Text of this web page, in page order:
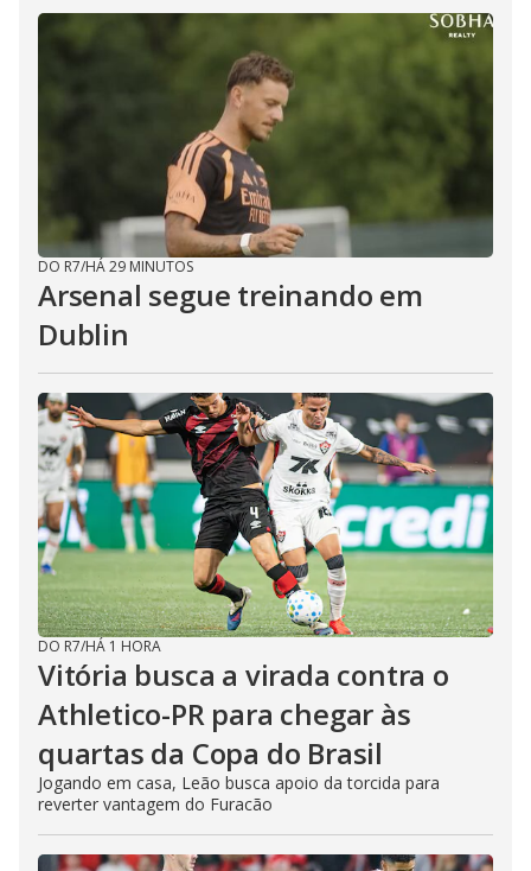
DO R7/HÁ 29 MINUTOS
Arsenal segue treinando em
Dublin
DO R7/HÁ 1 HORA
Vitória busca a virada contra o
Athletico-PR para chegar às
quartas da Copa do Brasil
Jogando em casa, Leão busca apoio da torcida para
reverter vantagem do Furacão